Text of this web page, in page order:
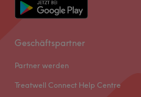
Geschäftspartner
Partner werden
Treatwell Connect Help Centre